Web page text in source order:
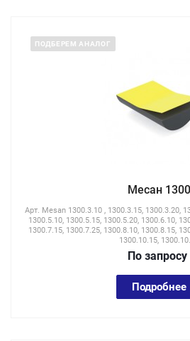
ПОДБЕРЕМ АНАЛОГ
Месан 1300
Арт. Mesan 1300.3.10 , 1300.3.15, 1300.3.20,
1300.5.10, 1300.5.15, 1300.5.20, 1300.6.10,
1300.7.15, 1300.7.25, 1300.8.10, 1300.8.15,
1300.10.15,
По запросу
Подробнее